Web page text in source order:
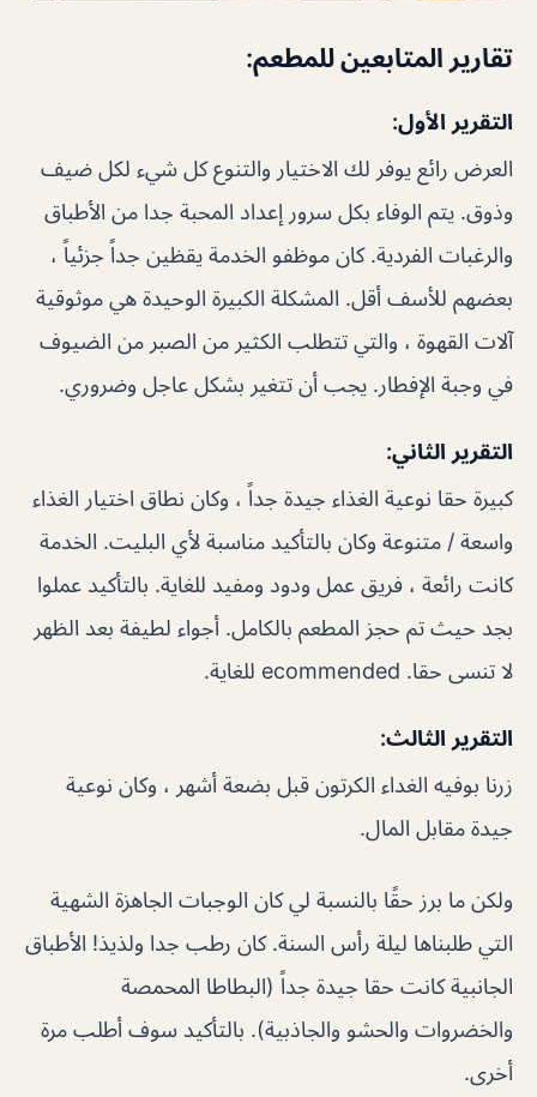
تقارير المتابعين للمطعم:
التقرير الأول:
العرض رائع يوفر لك الاختيار والتنوع كل شيء لكل ضيف
وذوق. يتم الوفاء بكل سرور إعداد المحبة جدا من الأطباق
والرغبات الفردية. كان موظفو الخدمة يقظين جداً جزئياً ،
بعضهم للأسف أقل. المشكلة الكبيرة الوحيدة هي موثوقية
آلات القهوة ، والتي تتطلب الكثير من الصبر من الضيوف
في وجبة الإفطار. يجب أن تتغير بشكل عاجل وضروري.
التقرير الثاني:
كبيرة حقا نوعية الغذاء جيدة جداً ، وكان نطاق اختيار الغذاء
واسعة / متنوعة وكان بالتأكيد مناسبة لأي البليت. الخدمة
كانت رائعة ، فريق عمل ودود ومفيد للغاية. بالتأكيد عملوا
بجد حيث تم حجز المطعم بالكامل. أجواء لطيفة بعد الظهر
لا تنسى حقا. ecommended للغاية.
التقرير الثالث:
زرنا بوفيه الغداء الكرتون قبل بضعة أشهر ، وكان نوعية
جيدة مقابل المال.
ولكن ما برز حقًا بالنسبة لي كان الوجبات الجاهزة الشهية
التي طلبناها ليلة رأس السنة. كان رطب جدا ولذيذ! الأطباق
الجانبية كانت حقا جيدة جداً (البطاطا المحمصة
والخضروات والحشو والجاذبية). بالتأكيد سوف أطلب مرة
أخرى.